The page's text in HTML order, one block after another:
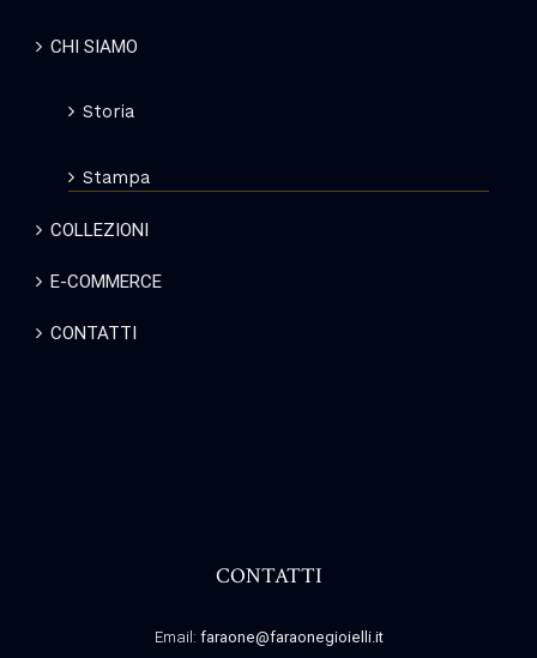
CHI SIAMO
Storia
Stampa
COLLEZIONI
E-COMMERCE
CONTATTI
CONTATTI
Email: faraone@faraonegioielli.it